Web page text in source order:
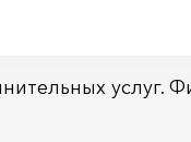
услуг.